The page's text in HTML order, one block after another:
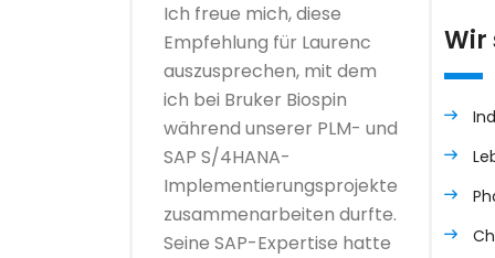
Ich freue mich, diese
Empfehlung für Laurenc
auszusprechen, mit dem
ich bei Bruker Biospin
während unserer PLM- und
SAP S/4HANA-
Implementierungsprojekte
zusammenarbeiten durfte.
Seine SAP-Expertise hatte
Wir